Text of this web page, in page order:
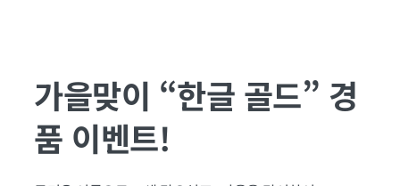
가을맞이 “한글 골드” 경
품 이벤트!